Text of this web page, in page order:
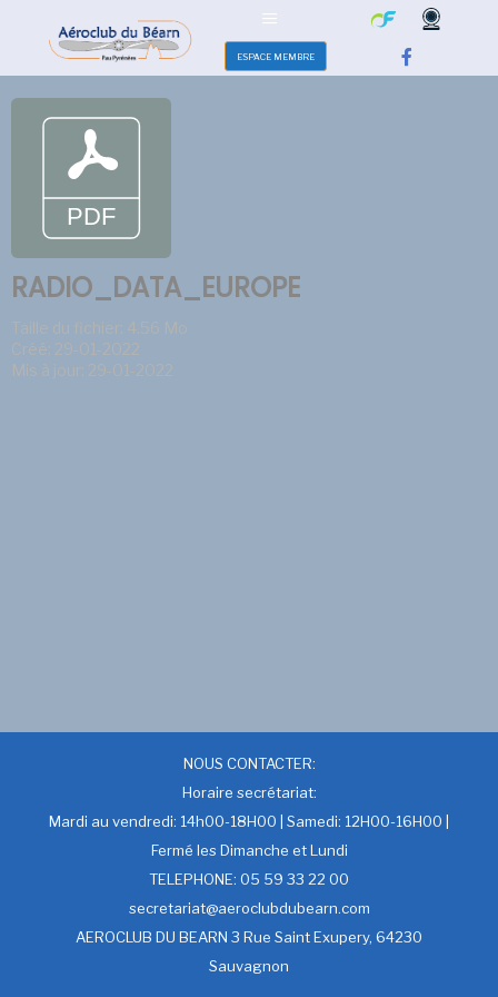
ESPACE MEMBRE
RADIO_DATA_EUROPE
Taille du fichier: 4.56 Mo
Créé: 29-01-2022
Mis à jour: 29-01-2022
NOUS CONTACTER:
Horaire secrétariat:
Mardi au vendredi: 14h00-18H00 | Samedi: 12H00-16H00 |
Fermé les Dimanche et Lundi
TELEPHONE: 05 59 33 22 00
secretariat@aeroclubdubearn.com
AEROCLUB DU BEARN 3 Rue Saint Exupery, 64230
Sauvagnon